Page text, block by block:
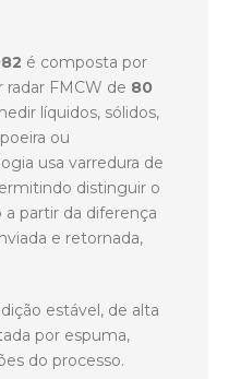
é composta por
FMCW de 80
líquidos, sólidos,
ou
usa varredura de
distinguir o
partir da diferença
e retornada,
estável, de alta
por espuma,
do processo.